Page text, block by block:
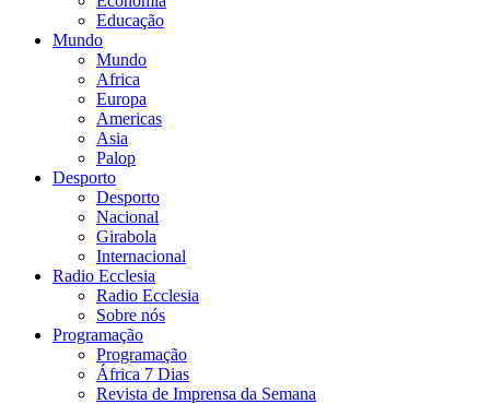
Educação
Mundo
Mundo
Africa
Europa
Americas
Asia
Palop
Desporto
Desporto
Nacional
Girabola
Internacional
Radio Ecclesia
Radio Ecclesia
Sobre nós
Programação
Programação
África 7 Dias
Revista de Imprensa da Semana